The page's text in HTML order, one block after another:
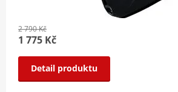
2 790 Kč
1 775 Kč
Detail produktu